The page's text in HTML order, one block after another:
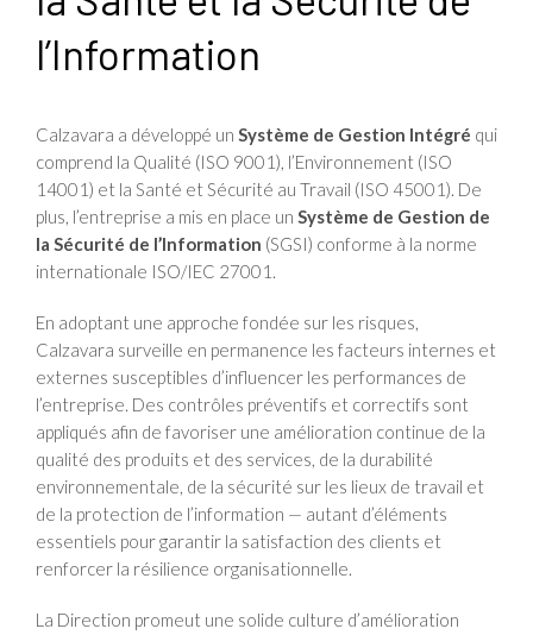
l’Information
Calzavara a développé un Système de Gestion Intégré qui
comprend la Qualité (ISO 9001), l’Environnement (ISO
14001) et la Santé et Sécurité au Travail (ISO 45001). De
plus, l’entreprise a mis en place un Système de Gestion de
la Sécurité de l’Information (SGSI) conforme à la norme
internationale ISO/IEC 27001.
En adoptant une approche fondée sur les risques,
Calzavara surveille en permanence les facteurs internes et
externes susceptibles d’influencer les performances de
l’entreprise. Des contrôles préventifs et correctifs sont
appliqués afin de favoriser une amélioration continue de la
qualité des produits et des services, de la durabilité
environnementale, de la sécurité sur les lieux de travail et
de la protection de l’information — autant d’éléments
essentiels pour garantir la satisfaction des clients et
renforcer la résilience organisationnelle.
La Direction promeut une solide culture d’amélioration